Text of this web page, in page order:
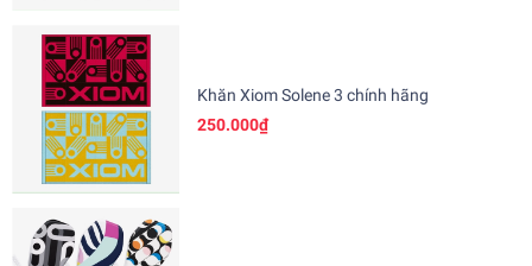
Khăn Xiom Solene 3 chính hãng
250.000₫